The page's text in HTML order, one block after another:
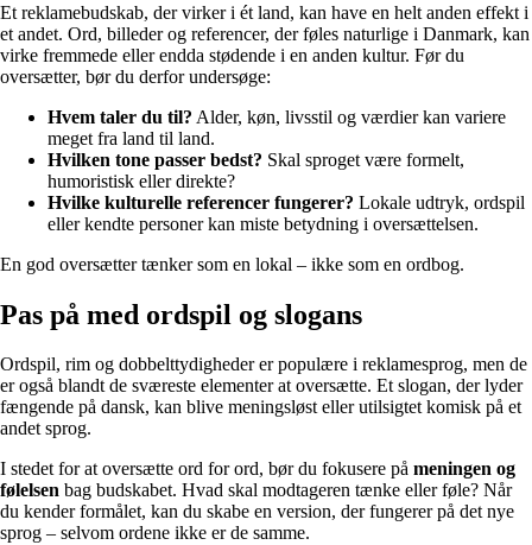
Et reklamebudskab, der virker i ét land, kan have en helt anden effekt i
et andet. Ord, billeder og referencer, der føles naturlige i Danmark, kan
virke fremmede eller endda stødende i en anden kultur. Før du
oversætter, bør du derfor undersøge:
Hvem taler du til? Alder, køn, livsstil og værdier kan variere
meget fra land til land.
Hvilken tone passer bedst? Skal sproget være formelt,
humoristisk eller direkte?
Hvilke kulturelle referencer fungerer? Lokale udtryk, ordspil
eller kendte personer kan miste betydning i oversættelsen.
En god oversætter tænker som en lokal – ikke som en ordbog.
Pas på med ordspil og slogans
Ordspil, rim og dobbelttydigheder er populære i reklamesprog, men de
er også blandt de sværeste elementer at oversætte. Et slogan, der lyder
fængende på dansk, kan blive meningsløst eller utilsigtet komisk på et
andet sprog.
I stedet for at oversætte ord for ord, bør du fokusere på meningen og
følelsen bag budskabet. Hvad skal modtageren tænke eller føle? Når
du kender formålet, kan du skabe en version, der fungerer på det nye
sprog – selvom ordene ikke er de samme.